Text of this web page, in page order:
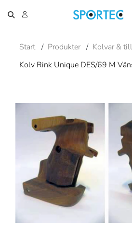
Start / Produkter / Kolvar &
Kolv Rink Unique DES/69 M